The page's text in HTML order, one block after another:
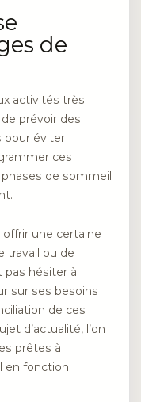
de
activités très
prévoir des
pour éviter
ces
de sommeil
une certaine
travail ou de
pas hésiter à
sur ses besoins
de ces
d’actualité, l’on
prêtes à
en fonction.